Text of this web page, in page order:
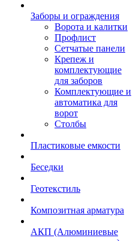
Заборы и ограждения
Ворота и калитки
Профлист
Сетчатые панели
Крепеж и
комплектующие
для заборов
Комплектующие и
автоматика для
ворот
Столбы
Пластиковые емкости
Беседки
Геотекстиль
Композитная арматура
АКП (Алюминиевые